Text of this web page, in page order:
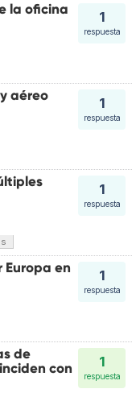
1
respuesta
la oficina
1
respuesta
aéreo
1
respuesta
1
respuesta
Europa en
1
respuesta
de
con